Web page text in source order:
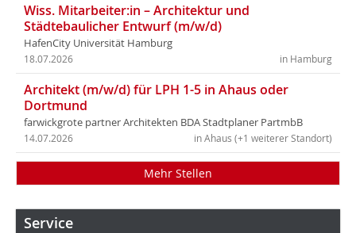
Wiss. Mitarbeiter:in – Architektur und
Städtebaulicher Entwurf (m/w/d)
HafenCity Universität Hamburg
in Hamburg
18.07.2026
Architekt (m/w/d) für LPH 1-5 in Ahaus oder
Dortmund
farwickgrote partner Architekten BDA Stadtplaner PartmbB
in Ahaus (+1 weiterer Standort)
14.07.2026
Mehr Stellen
Service